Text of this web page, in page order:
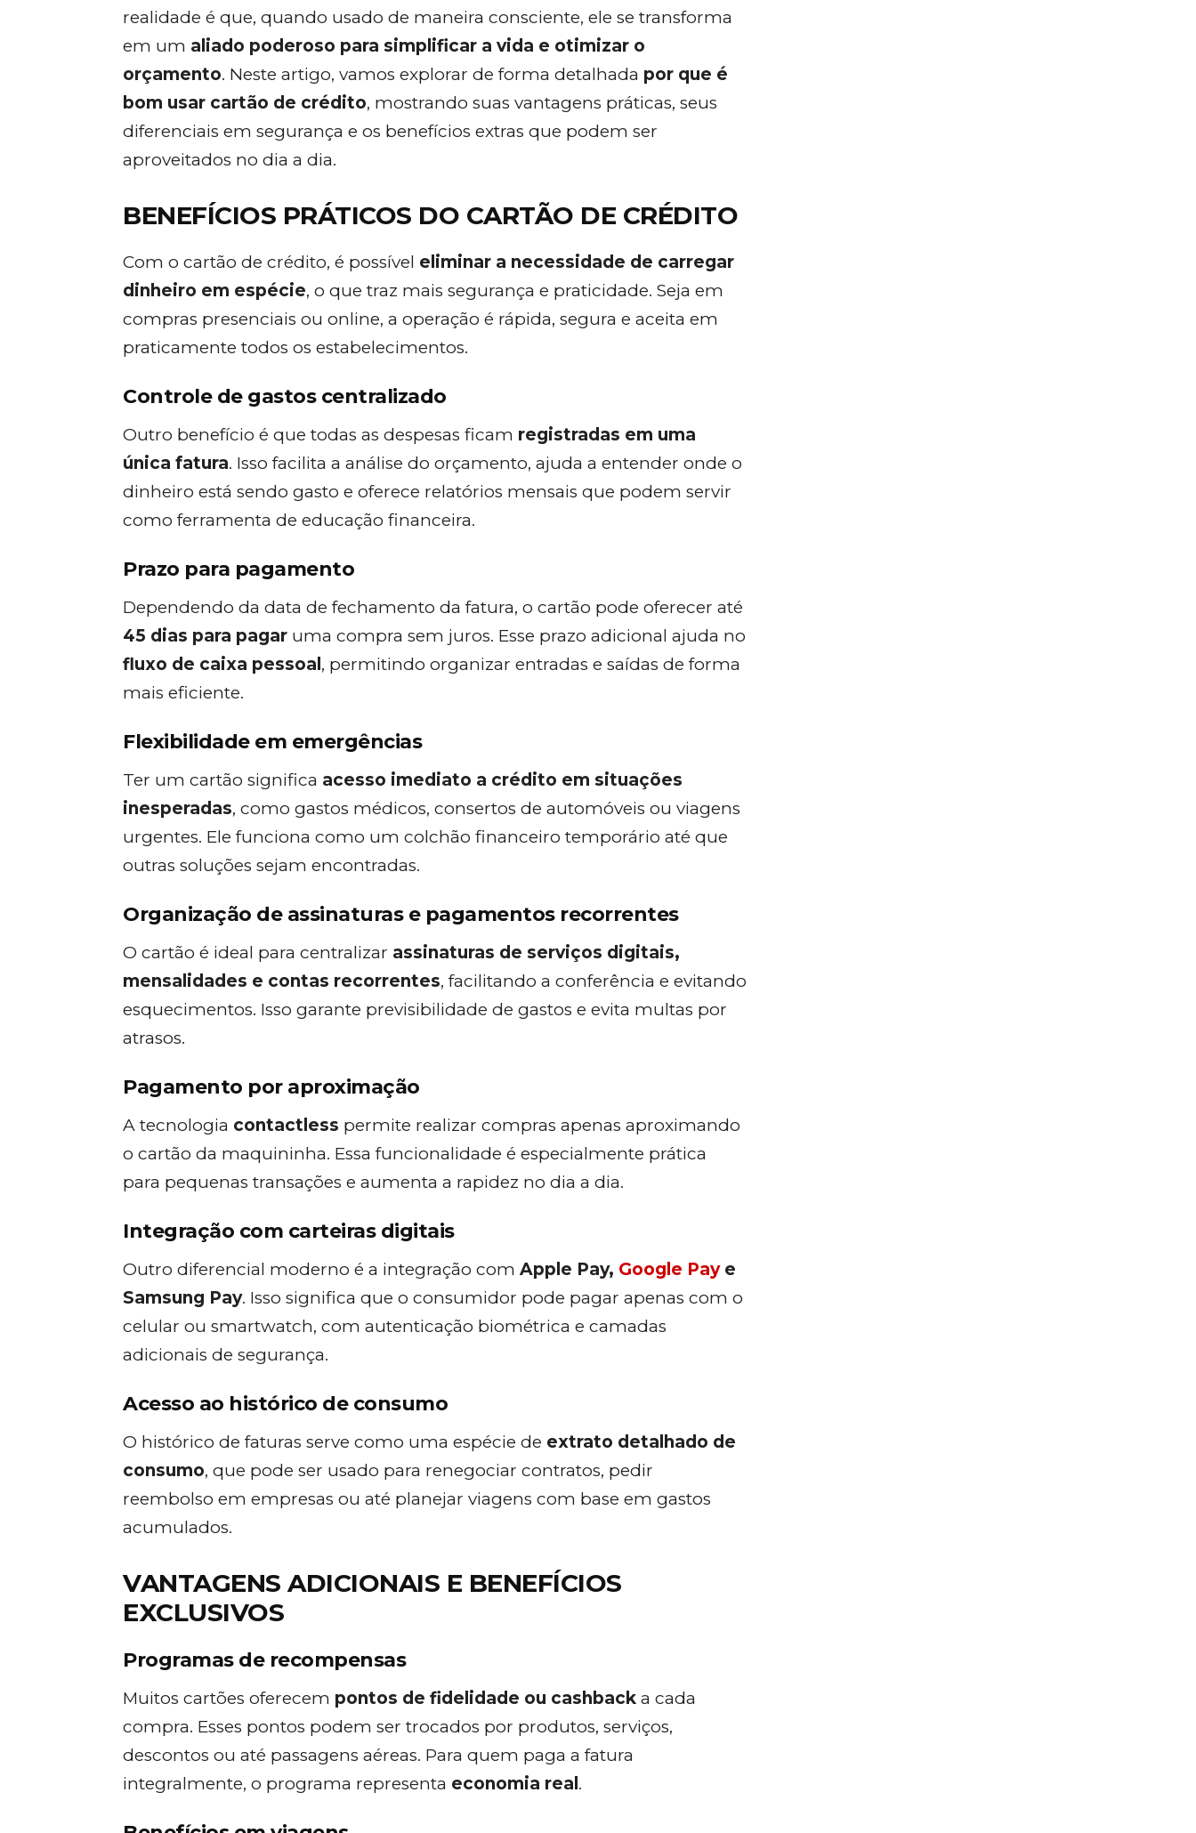
realidade é que, quando usado de maneira consciente, ele se transforma
em um aliado poderoso para simplificar a vida e otimizar o
orçamento. Neste artigo, vamos explorar de forma detalhada por que é
bom usar cartão de crédito, mostrando suas vantagens práticas, seus
diferenciais em segurança e os benefícios extras que podem ser
aproveitados no dia a dia.
BENEFÍCIOS PRÁTICOS DO CARTÃO DE CRÉDITO
Com o cartão de crédito, é possível eliminar a necessidade de carregar
dinheiro em espécie, o que traz mais segurança e praticidade. Seja em
compras presenciais ou online, a operação é rápida, segura e aceita em
praticamente todos os estabelecimentos.
Controle de gastos centralizado
Outro benefício é que todas as despesas ficam registradas em uma
única fatura. Isso facilita a análise do orçamento, ajuda a entender onde o
dinheiro está sendo gasto e oferece relatórios mensais que podem servir
como ferramenta de educação financeira.
Prazo para pagamento
Dependendo da data de fechamento da fatura, o cartão pode oferecer até
45 dias para pagar uma compra sem juros. Esse prazo adicional ajuda no
fluxo de caixa pessoal , permitindo organizar entradas e saídas de forma
mais eficiente.
Flexibilidade em emergências
Ter um cartão significa acesso imediato a crédito em situações
inesperadas, como gastos médicos, consertos de automóveis ou viagens
urgentes. Ele funciona como um colchão financeiro temporário até que
outras soluções sejam encontradas.
Organização de assinaturas e pagamentos recorrentes
O cartão é ideal para centralizar assinaturas de serviços digitais,
mensalidades e contas recorrentes, facilitando a conferência e evitando
esquecimentos. Isso garante previsibilidade de gastos e evita multas por
atrasos.
Pagamento por aproximação
A tecnologia contactless permite realizar compras apenas aproximando
o cartão da maquininha. Essa funcionalidade é especialmente prática
para pequenas transações e aumenta a rapidez no dia a dia.
Integração com carteiras digitais
Outro diferencial moderno é a integração com Apple Pay, Google Paye
Samsung Pay. Isso significa que o consumidor pode pagar apenas com o
celular ou smartwatch, com autenticação biométrica e camadas
adicionais de segurança.
Acesso ao histórico de consumo
O histórico de faturas serve como uma espécie de extrato detalhado de
consumo, que pode ser usado para renegociar contratos, pedir
reembolso em empresas ou até planejar viagens com base em gastos
acumulados.
VANTAGENS ADICIONAIS E BENEFÍCIOS
EXCLUSIVOS
Programas de recompensas
Muitos cartões oferecem pontos de fidelidade ou cashback a cada
compra. Esses pontos podem ser trocados por produtos, serviços,
descontos ou até passagens aéreas. Para quem paga a fatura
integralmente, o programa representa economia real .